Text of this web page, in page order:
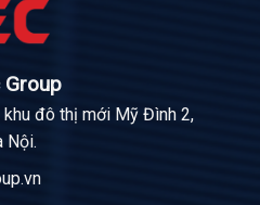
Group
đô thị mới Mỹ Đình 2,
Nội.